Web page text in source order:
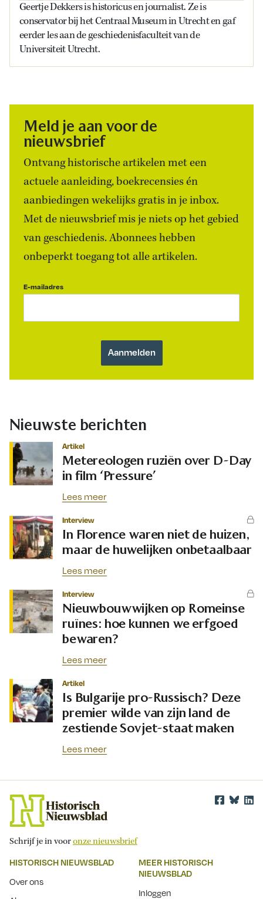
Geertje Dekkers is historicus en journalist. Ze is
conservator bij het Centraal Museum in Utrecht en gaf
eerder les aan de geschiedenisfaculteit van de
Universiteit Utrecht.
Meld je aan voor de
nieuwsbrief
Ontvang historische artikelen met een
actuele aanleiding, boekrecensies én
aanbiedingen wekelijks gratis in je inbox.
Met de nieuwsbrief mis je niets op het gebied
van geschiedenis. Abonnees hebben
onbeperkt toegang tot alle artikelen.
E-mailadres
Nieuwste berichten
Artikel
Metereologen ruziën over D-Day
in film ‘Pressure’
Lees meer
Interview
In Florence waren niet de huizen,
maar de huwelijken onbetaalbaar
Lees meer
Interview
Nieuwbouwwijken op Romeinse
ruïnes: hoe kunnen we erfgoed
bewaren?
Lees meer
Artikel
Is Bulgarije pro-Russisch? Deze
premier wilde van zijn land de
zestiende Sovjet-staat maken
Lees meer
Schrijf je in vooronze nieuwsbrief
HISTORISCH NIEUWSBLAD
Over ons
MEER HISTORISCH
NIEUWSBLAD
Inloggen